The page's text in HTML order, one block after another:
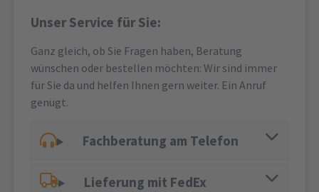
Unser Service für Sie:
Ganz gleich, ob Sie Fragen haben, Beratung
wünschen oder bestellen möchten: Wir sind immer
für Sie da und helfen Ihnen gern weiter. Ein Anruf
genügt.
Fachberatung am Telefon
Lieferung mit FedEx